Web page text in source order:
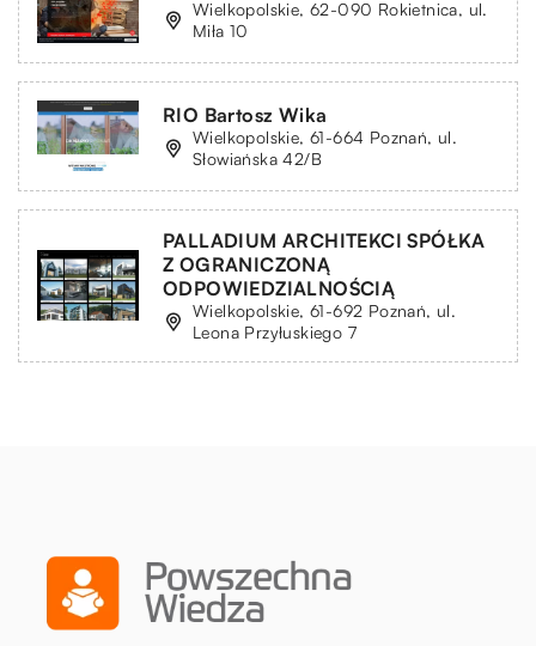
Wielkopolskie, 62-090 Rokietnica, ul.
Miła 10
RIO Bartosz Wika
Wielkopolskie, 61-664 Poznań, ul.
Słowiańska 42/B
PALLADIUM ARCHITEKCI SPÓŁKA
Z OGRANICZONĄ
ODPOWIEDZIALNOŚCIĄ
Wielkopolskie, 61-692 Poznań, ul.
Leona Przyłuskiego 7